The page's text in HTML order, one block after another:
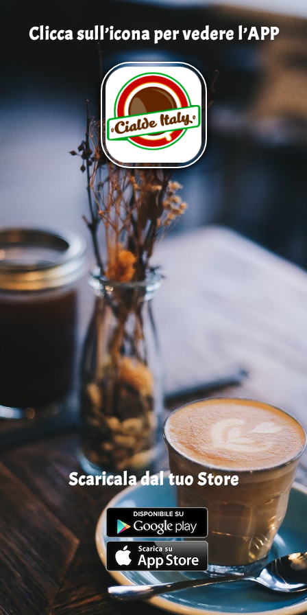
Clicca sull’icona per vedere l’APP
…
Scaricala dal tuo Store